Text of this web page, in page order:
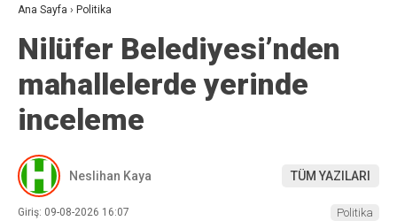
Ana Sayfa › Politika
Nilüfer Belediyesi’nden
mahallelerde yerinde
inceleme
Neslihan Kaya TÜM YAZILARI
Giriş: 09-08-2026 16:07
Politika